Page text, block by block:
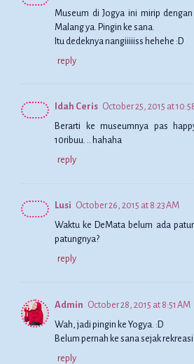
Museum di Jogya ini mirip
Malang ya. Pingin ke sana.
Itu dedeknya nangiiiiiss hehehe :D
reply
Idah Ceris October 25, 2015 at
Berarti ke museumnya pas
10ribuu. .. hahaha
reply
Lusi October 26, 2015 at 8:23 AM
Waktu ke DeMata belum ada
patungnya?
reply
Admin October 28, 2015 at 8:51 AM
Wah, jadi pingin ke Yogya. :D
Belum pernah ke sana sejak rekreasi
reply